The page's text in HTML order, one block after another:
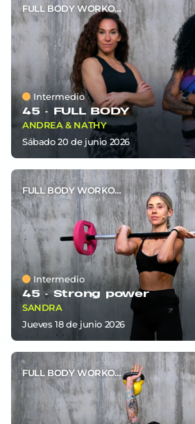
FULL BODY WORKOUT
Intermedio
45 · FULL BODY
ANDREA & NATHY
sábado 20 de junio 2026
FULL BODY WORKOUT
Intermedio
45 ·Strong power
SANDRA
jueves 18de junio 2026
FULL BODY WORKOUT